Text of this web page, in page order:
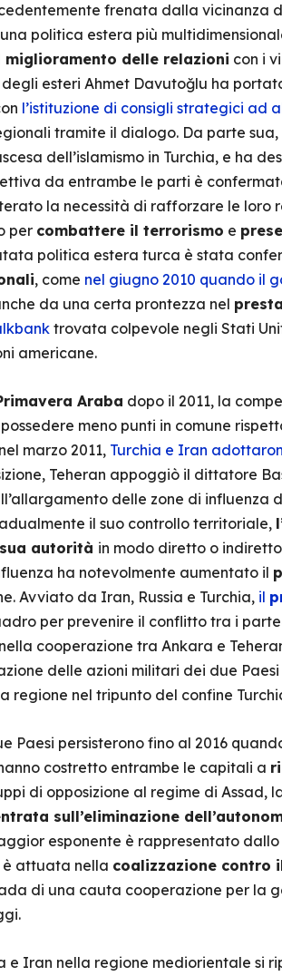
frenata dalla vicinanza
politica estera più
delle relazioni con i
degli esteri Ahmet Davutoğlu ha
l’istituzione di consigli strategici ad
tramite il dialogo. Da parte
dell’islamismo in Turchia, e ha
da entrambe le parti è
la necessità di rafforzare le loro
per combattere il terrorismo e
politica estera turca è stata
, come nel giugno 2010 quando il
da una certa prontezza nel
trovata colpevole negli Stati
americane.
Araba dopo il 2011, la
meno punti in comune
marzo 2011, Turchia e Iran
Teheran appoggiò il dittatore
delle zone di influenza
il suo controllo territoriale,
autorità in modo diretto o
ha notevolmente aumentato il
Avviato da Iran, Russia e Turchia, il
per prevenire il conflitto tra i
cooperazione tra Ankara e
delle azioni militari dei due
regione nel tripunto del confine
Paesi persisterono fino al 2016
costretto entrambe le capitali a
di opposizione al regime di Assad,
sull’eliminazione
esponente è rappresentato
è attuata nella coalizzazione contro
di una cauta cooperazione per la
e Iran nella regione mediorientale si